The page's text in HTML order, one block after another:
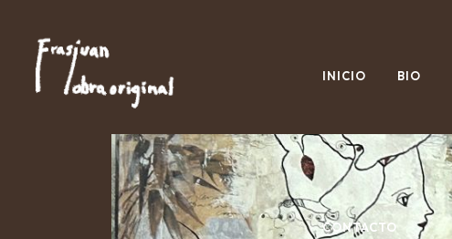
INICIO BIO
CONTACTO